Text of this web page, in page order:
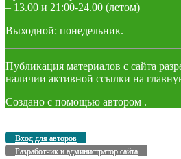
– 13.00 и 21:00-24.00 (летом)
Выходной: понедельник.
Публикация материалов с сайта
наличии активной ссылки на
Создано с помощью автором .
Вход для авторов
Разработчик и администратор сайта